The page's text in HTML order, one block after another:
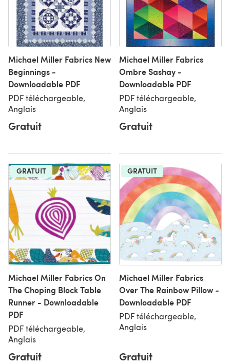
Michael Miller Fabrics New
Beginnings -
Downloadable PDF
PDF téléchargeable,
Anglais
Gratuit
Michael Miller Fabrics
Ombre Sashay -
Downloadable PDF
PDF téléchargeable,
Anglais
Gratuit
GRATUIT
Michael Miller Fabrics On
The Choping Block Table
Runner - Downloadable
PDF
PDF téléchargeable,
Anglais
Gratuit
GRATUIT
Michael Miller Fabrics
Over The Rainbow Pillow -
Downloadable PDF
PDF téléchargeable,
Anglais
Gratuit